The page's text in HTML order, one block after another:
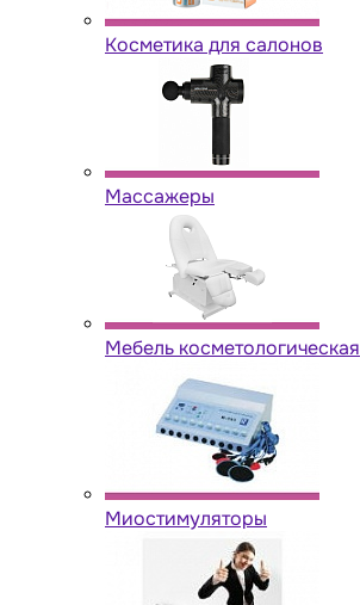
Косметика для салонов
Массажеры
Мебель косметологическая
Миостимуляторы